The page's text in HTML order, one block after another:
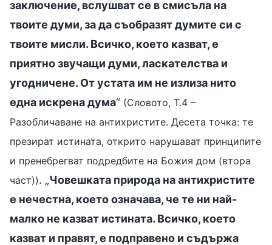
заключение, вслушват се в смисъла на
твоите думи, за да съобразят думите си с
твоите мисли. Всичко, което казват, е
приятно звучащи думи, ласкателства и
угодничене. От устата им не излиза нито
една искрена дума“ (Словото, Т.4 –
Разобличаване на антихристите. Десета точка: те
презират истината, открито нарушават принципите
и пренебрегват подредбите на Божия дом (втора
част)). „Човешката природа на антихристите
е нечестна, което означава, че те ни най-
малко не казват истината. Всичко, което
казват и правят, е подправено и съдържа